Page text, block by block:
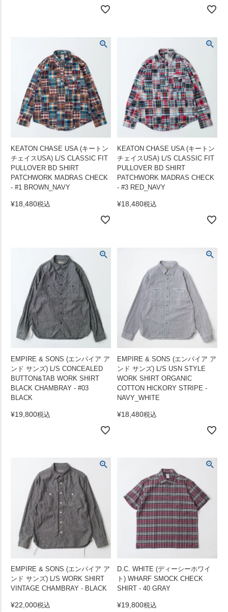
KEATON CHASE USA (キートン
チェイスUSA) L/S CLASSIC FIT
PULLOVER BD SHIRT
PATCHWORK MADRAS CHECK
- #1 BROWN_NAVY
¥18,480税込
KEATON CHASE USA (キートン
チェイスUSA) L/S CLASSIC FIT
PULLOVER BD SHIRT
PATCHWORK MADRAS CHECK
- #3 RED_NAVY
¥18,480税込
EMPIRE & SONS (エンパイア ア
ンド サンズ) L/S CONCEALED
BUTTON&TAB WORK SHIRT
BLACK CHAMBRAY - #03
BLACK
¥19,800税込
EMPIRE & SONS (エンパイア ア
ンド サンズ) L/S USN STYLE
WORK SHIRT ORGANIC
COTTON HICKORY STRIPE -
NAVY_WHITE
¥18,480税込
EMPIRE & SONS (エンパイア ア
ンド サンズ) L/S WORK SHIRT
VINTAGE CHAMBRAY - BLACK
¥22,000税込
D.C. WHITE (ディーシーホワイ
ト) WHARF SMOCK CHECK
SHIRT - 40 GRAY
¥19,800税込